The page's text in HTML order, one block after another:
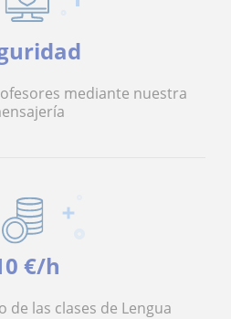
mediante nuestra
€/h
de las clases de Lengua